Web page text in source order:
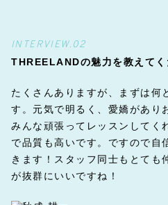
INTERVIEW.02
THREELANDの魅力を教えてく
たくさんありますが、まずは何
す。元気で明るく、愛嬌があり
みんな頑張ってレッスンしてく
で品質も高いです。ですので自
きます！スタッフ同士もとても
が抜群にいいですね！